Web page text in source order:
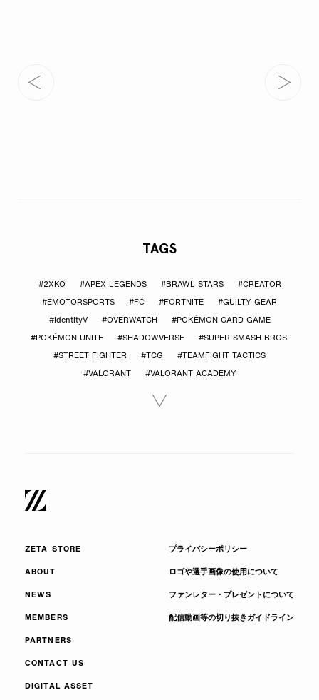
TAGS
#2XKO #APEX LEGENDS #BRAWL STARS #CREATOR
#EMOTORSPORTS #FC #FORTNITE #GUILTY GEAR
#IdentityV #OVERWATCH #POKÉMON CARD GAME
#POKÉMON UNITE #SHADOWVERSE #SUPER SMASH BROS.
#STREET FIGHTER #TCG #TEAMFIGHT TACTICS
#VALORANT #VALORANT ACADEMY
ZETA STORE
ABOUT
NEWS
MEMBERS
PARTNERS
CONTACT US
DIGITAL ASSET
プライバシーポリシー
ロゴや選手画像の使用について
ファンレター・プレゼントについて
配信動画等の切り抜きガイドライン